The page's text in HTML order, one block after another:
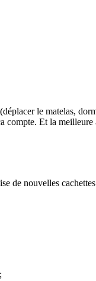
le matelas,
Et la meilleure
de nouvelles